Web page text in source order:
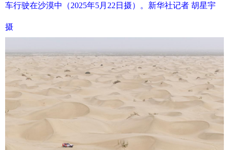
车行驶在沙漠中（2025年5月22日摄）。新华社记者 胡星宇
摄